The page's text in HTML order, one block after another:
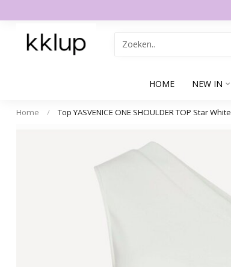
HOME NEW IN
Home / Top YASVENICE ONE SHOULDER TOP Star White